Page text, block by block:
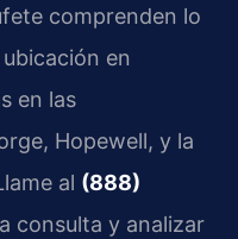
comprenden lo
en
en las
Hopewell, y la
al (888)
consulta y analizar